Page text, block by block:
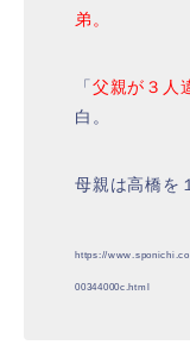
弟。
「 父親が３人
白。
母親は高橋を
https://
00344000c.html